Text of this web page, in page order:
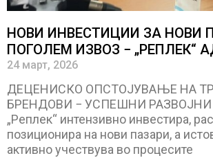
НОВИ ИНВЕСТИЦИИ ЗА НОВИ
ПОГОЛЕМ ИЗВОЗ − „РЕПЛЕК“
24 март, 2026
ДЕЦЕНИСКО ОПСТОЈУВАЊЕ НА
БРЕНДОВИ − УСПЕШНИ
„Реплек“ интензивно инвестира,
позиционира на нови пазари, а
активно учествува во процесите